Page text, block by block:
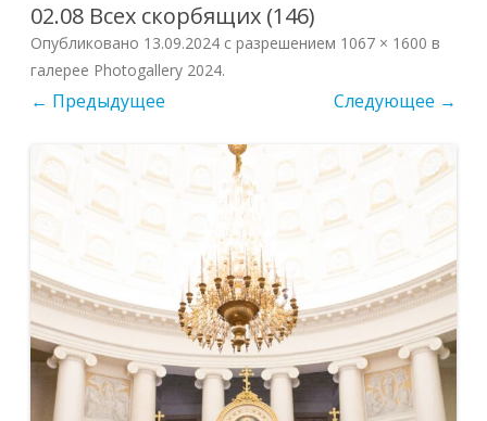
02.08 Всех скорбящих (146)
Опубликовано 13.09.2024 с разрешением 1067 × 1600 в
галерее Photogallery 2024.
← Предыдущее Следующее →